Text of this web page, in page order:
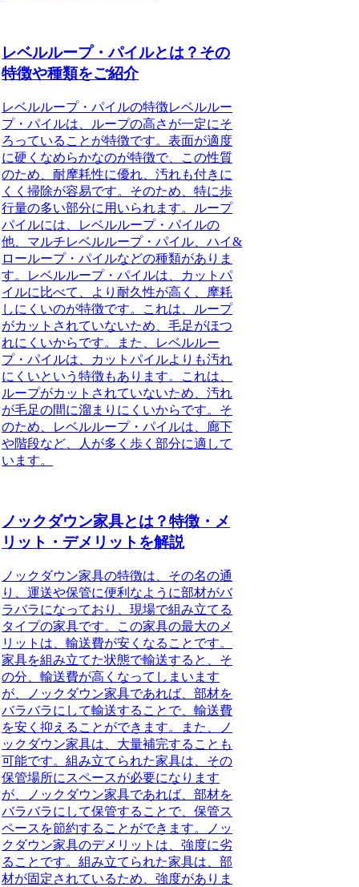
レベルループ・パイルとは？その
特徴や種類をご紹介
レベルループ・パイルの特徴レベルルー
プ・パイルは、ループの高さが一定にそ
ろっていることが特徴です。表面が適度
に硬くなめらかなのが特徴で、この性質
のため、耐摩耗性に優れ、汚れも付きに
くく掃除が容易です。そのため、特に歩
行量の多い部分に用いられます。ループ
パイルには、レベルループ・パイルの
他、マルチレベルループ・パイル、ハイ&
ローループ・パイルなどの種類がありま
す。レベルループ・パイルは、カットパ
イルに比べて、より耐久性が高く、摩耗
しにくいのが特徴です。これは、ループ
がカットされていないため、毛足がほつ
れにくいからです。また、レベルルー
プ・パイルは、カットパイルよりも汚れ
にくいという特徴もあります。これは、
ループがカットされていないため、汚れ
が毛足の間に溜まりにくいからです。そ
のため、レベルループ・パイルは、廊下
や階段など、人が多く歩く部分に適して
います。
ノックダウン家具とは？特徴・メ
リット・デメリットを解説
ノックダウン家具の特徴は、その名の通
り、運送や保管に便利なように部材がバ
ラバラになっており、現場で組み立てる
タイプの家具です。この家具の最大のメ
リットは、輸送費が安くなることです。
家具を組み立てた状態で輸送すると、そ
の分、輸送費が高くなってしまいます
が、ノックダウン家具であれば、部材を
バラバラにして輸送することで、輸送費
を安く抑えることができます。また、ノ
ックダウン家具は、大量補完することも
可能です。組み立てられた家具は、その
保管場所にスペースが必要になります
が、ノックダウン家具であれば、部材を
バラバラにして保管することで、保管ス
ペースを節約することができます。ノッ
クダウン家具のデメリットは、強度に劣
ることです。組み立てられた家具は、部
材が固定されているため、強度がありま